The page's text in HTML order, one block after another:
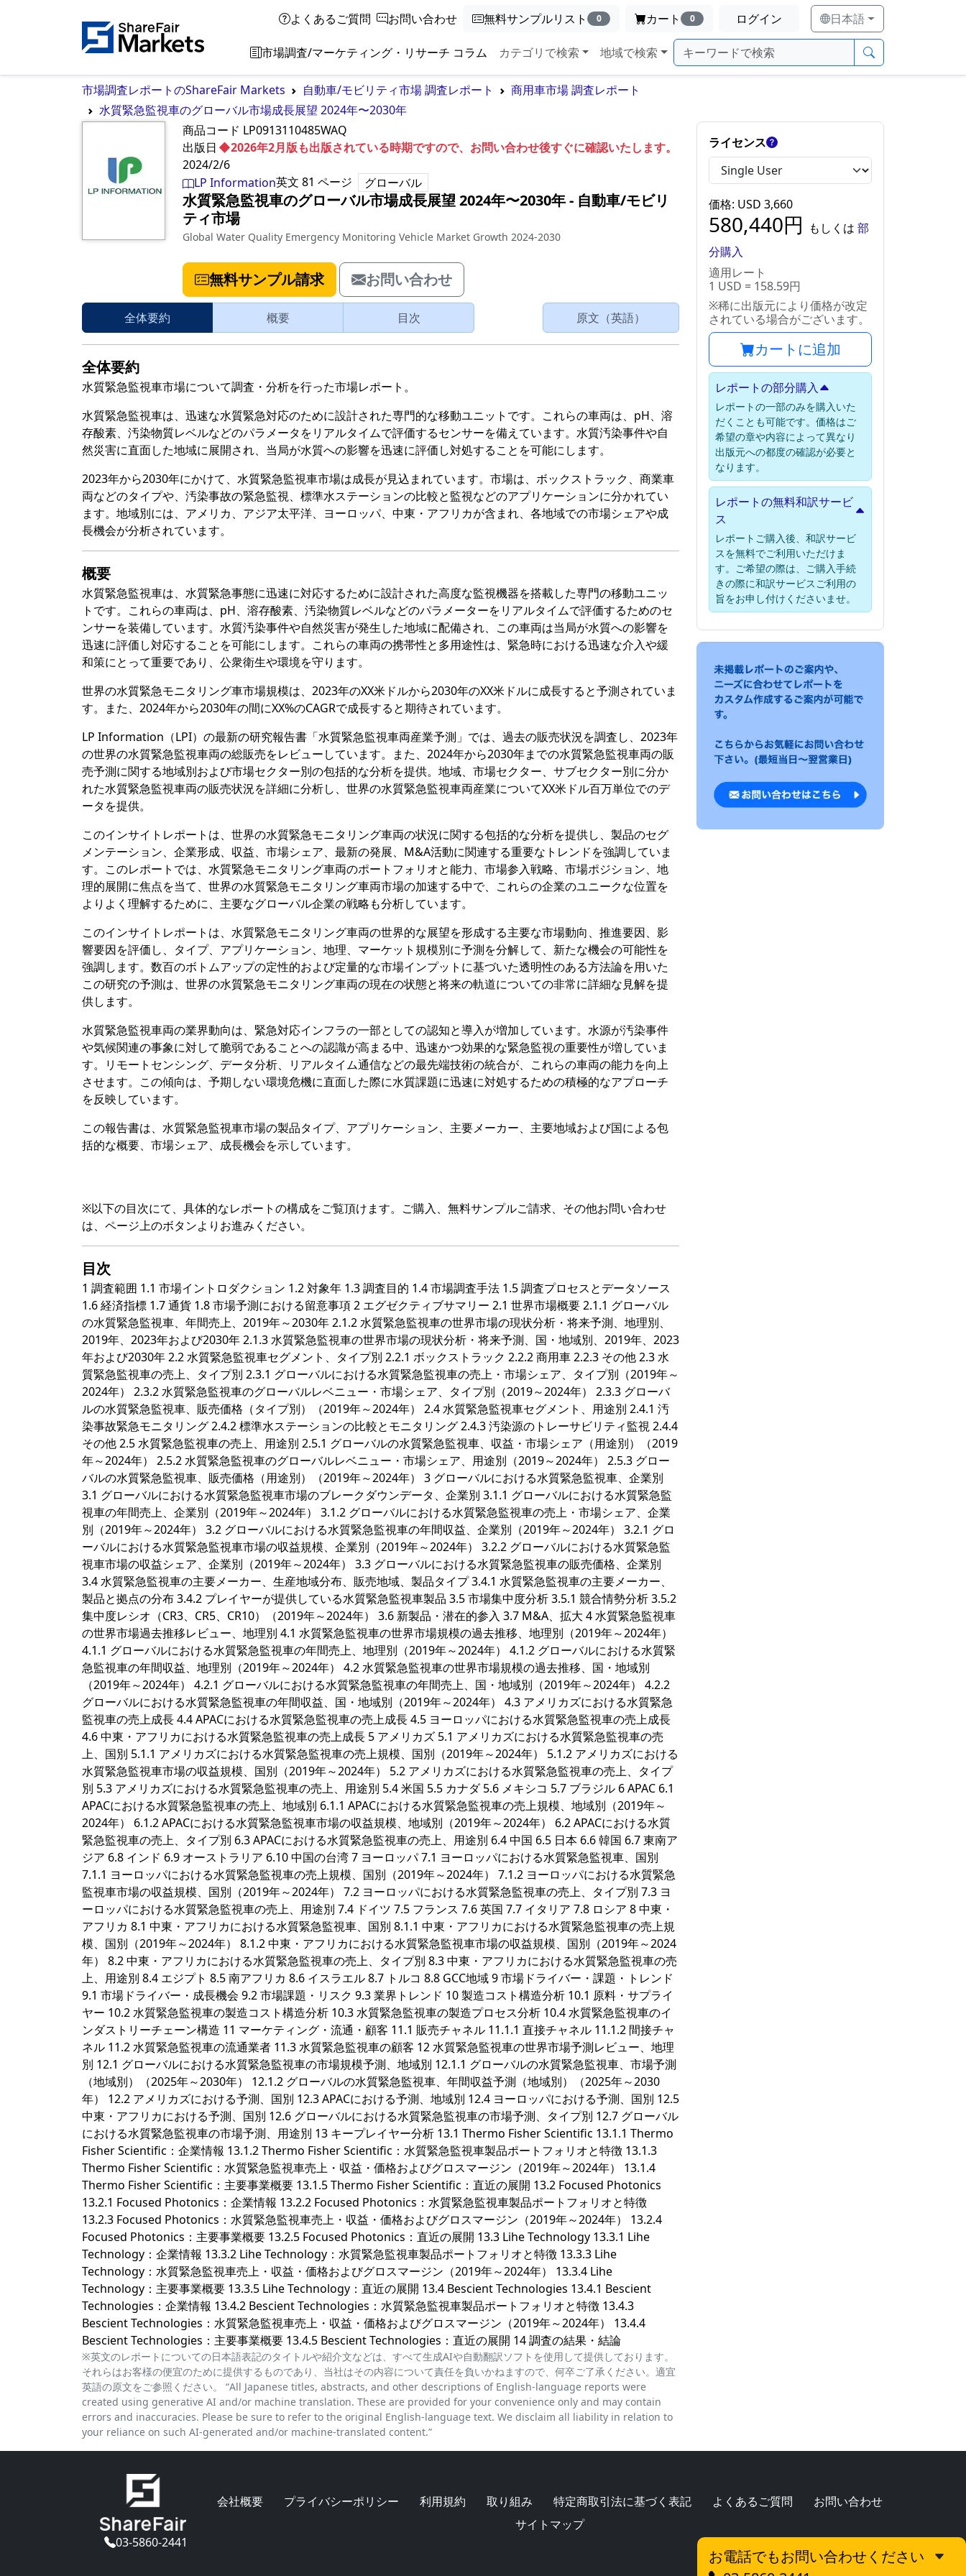
よくあるご質問 お問い合わせ 無料サンプルリスト 0 カート 0 ログイン 日本語
市場調査/マーケティング・リサーチ コラム カテゴリで検索 地域で検索
お電話でもお問い合わせください
市場調査レポートのShareFair Markets 自動車/モビリティ市場 調査レポート
商用車市場 調査レポート
水質緊急監視車のグローバル市場成長展望 2024年〜2030年
商品コード LP0913110485WAQ
◆2026年2月版も出版されている時期ですので、お問い合わせ後すぐに確認いたします。
出版日
2024/2/6
LP Information英文 81 ページ グローバル
水質緊急監視車のグローバル市場成長展望 2024年〜2030年‐ 自動車/モビリ
ティ市場
Global Water Quality Emergency Monitoring Vehicle Market Growth 2024-2030
無料サンプル請求 お問い合わせ
全体要約 概要 目次 原文（英語）
全体要約
水質緊急監視車市場について調査・分析を行った市場レポート。
水質緊急監視車は、迅速な水質緊急対応のために設計された専門的な移動ユニットです。これらの車両は、pH、溶
存酸素、汚染物質レベルなどのパラメータをリアルタイムで評価するセンサーを備えています。水質汚染事件や自
然災害に直面した地域に展開され、当局が水質への影響を迅速に評価し対処することを可能にします。
2023年から2030年にかけて、水質緊急監視車市場は成長が見込まれています。市場は、ボックストラック、商業車
両などのタイプや、汚染事故の緊急監視、標準水ステーションの比較と監視などのアプリケーションに分かれてい
ます。地域別には、アメリカ、アジア太平洋、ヨーロッパ、中東・アフリカが含まれ、各地域での市場シェアや成
長機会が分析されています。
概要
水質緊急監視車は、水質緊急事態に迅速に対応するために設計された高度な監視機器を搭載した専門の移動ユニッ
トです。これらの車両は、pH、溶存酸素、汚染物質レベルなどのパラメーターをリアルタイムで評価するためのセ
ンサーを装備しています。水質汚染事件や自然災害が発生した地域に配備され、この車両は当局が水質への影響を
迅速に評価し対応することを可能にします。これらの車両の携帯性と多用途性は、緊急時における迅速な介入や緩
和策にとって重要であり、公衆衛生や環境を守ります。
世界の水質緊急モニタリング車市場規模は、2023年のXX米ドルから2030年のXX米ドルに成長すると予測されていま
す。また、2024年から2030年の間にXX%のCAGRで成長すると期待されています。
LP Information（LPI）の最新の研究報告書「水質緊急監視車両産業予測」では、過去の販売状況を調査し、2023年
の世界の水質緊急監視車両の総販売をレビューしています。また、2024年から2030年までの水質緊急監視車両の販
売予測に関する地域別および市場セクター別の包括的な分析を提供。地域、市場セクター、サブセクター別に分か
れた水質緊急監視車両の販売状況を詳細に分析し、世界の水質緊急監視車両産業についてXX米ドル百万単位でのデ
ータを提供。
このインサイトレポートは、世界の水質緊急モニタリング車両の状況に関する包括的な分析を提供し、製品のセグ
メンテーション、企業形成、収益、市場シェア、最新の発展、M&A活動に関連する重要なトレンドを強調していま
す。このレポートでは、水質緊急モニタリング車両のポートフォリオと能力、市場参入戦略、市場ポジション、地
理的展開に焦点を当て、世界の水質緊急モニタリング車両市場の加速する中で、これらの企業のユニークな位置を
よりよく理解するために、主要なグローバル企業の戦略も分析しています。
このインサイトレポートは、水質緊急モニタリング車両の世界的な展望を形成する主要な市場動向、推進要因、影
響要因を評価し、タイプ、アプリケーション、地理、マーケット規模別に予測を分解して、新たな機会の可能性を
強調します。数百のボトムアップの定性的および定量的な市場インプットに基づいた透明性のある方法論を用いた
この研究の予測は、世界の水質緊急モニタリング車両の現在の状態と将来の軌道についての非常に詳細な見解を提
供します。
水質緊急監視車両の業界動向は、緊急対応インフラの一部としての認知と導入が増加しています。水源が汚染事件
や気候関連の事象に対して脆弱であることへの認識が高まる中、迅速かつ効果的な緊急監視の重要性が増していま
す。リモートセンシング、データ分析、リアルタイム通信などの最先端技術の統合が、これらの車両の能力を向上
させます。この傾向は、予期しない環境危機に直面した際に水質課題に迅速に対処するための積極的なアプローチ
を反映しています。
この報告書は、水質緊急監視車市場の製品タイプ、アプリケーション、主要メーカー、主要地域および国による包
括的な概要、市場シェア、成長機会を示しています。
※以下の目次にて、具体的なレポートの構成をご覧頂けます。ご購入、無料サンプルご請求、その他お問い合わせ
は、ページ上のボタンよりお進みください。
目次
1 調査範囲 1.1 市場イントロダクション 1.2 対象年 1.3 調査目的 1.4 市場調査手法 1.5 調査プロセスとデータソース
1.6 経済指標 1.7 通貨 1.8 市場予測における留意事項 2 エグゼクティブサマリー 2.1 世界市場概要 2.1.1 グローバル
の水質緊急監視車、年間売上、2019年～2030年 2.1.2 水質緊急監視車の世界市場の現状分析・将来予測、地理別、
2019年、2023年および2030年 2.1.3 水質緊急監視車の世界市場の現状分析・将来予測、国・地域別、2019年、2023
年および2030年 2.2 水質緊急監視車セグメント、タイプ別 2.2.1 ボックストラック 2.2.2 商用車 2.2.3 その他 2.3 水
質緊急監視車の売上、タイプ別 2.3.1 グローバルにおける水質緊急監視車の売上・市場シェア、タイプ別（2019年～
2024年） 2.3.2 水質緊急監視車のグローバルレベニュー・市場シェア、タイプ別（2019～2024年） 2.3.3 グローバ
ルの水質緊急監視車、販売価格（タイプ別）（2019年～2024年） 2.4 水質緊急監視車セグメント、用途別 2.4.1 汚
染事故緊急モニタリング 2.4.2 標準水ステーションの比較とモニタリング 2.4.3 汚染源のトレーサビリティ監視 2.4.4
その他 2.5 水質緊急監視車の売上、用途別 2.5.1 グローバルの水質緊急監視車、収益・市場シェア（用途別）（2019
年～2024年） 2.5.2 水質緊急監視車のグローバルレベニュー・市場シェア、用途別（2019～2024年） 2.5.3 グロー
バルの水質緊急監視車、販売価格（用途別）（2019年～2024年） 3 グローバルにおける水質緊急監視車、企業別
3.1 グローバルにおける水質緊急監視車市場のブレークダウンデータ、企業別 3.1.1 グローバルにおける水質緊急監
視車の年間売上、企業別（2019年～2024年） 3.1.2 グローバルにおける水質緊急監視車の売上・市場シェア、企業
別（2019年～2024年） 3.2 グローバルにおける水質緊急監視車の年間収益、企業別（2019年～2024年） 3.2.1 グロ
ーバルにおける水質緊急監視車市場の収益規模、企業別（2019年～2024年） 3.2.2 グローバルにおける水質緊急監
視車市場の収益シェア、企業別（2019年～2024年） 3.3 グローバルにおける水質緊急監視車の販売価格、企業別
3.4 水質緊急監視車の主要メーカー、生産地域分布、販売地域、製品タイプ 3.4.1 水質緊急監視車の主要メーカー、
製品と拠点の分布 3.4.2 プレイヤーが提供している水質緊急監視車製品 3.5 市場集中度分析 3.5.1 競合情勢分析 3.5.2
集中度レシオ（CR3、CR5、CR10）（2019年～2024年） 3.6 新製品・潜在的参入 3.7 M&A、拡大 4 水質緊急監視車
の世界市場過去推移レビュー、地理別 4.1 水質緊急監視車の世界市場規模の過去推移、地理別（2019年～2024年）
4.1.1 グローバルにおける水質緊急監視車の年間売上、地理別（2019年～2024年） 4.1.2 グローバルにおける水質緊
急監視車の年間収益、地理別（2019年～2024年） 4.2 水質緊急監視車の世界市場規模の過去推移、国・地域別
（2019年～2024年） 4.2.1 グローバルにおける水質緊急監視車の年間売上、国・地域別（2019年～2024年） 4.2.2
グローバルにおける水質緊急監視車の年間収益、国・地域別（2019年～2024年） 4.3 アメリカズにおける水質緊急
監視車の売上成長 4.4 APACにおける水質緊急監視車の売上成長 4.5 ヨーロッパにおける水質緊急監視車の売上成長
4.6 中東・アフリカにおける水質緊急監視車の売上成長 5 アメリカズ 5.1 アメリカズにおける水質緊急監視車の売
上、国別 5.1.1 アメリカズにおける水質緊急監視車の売上規模、国別（2019年～2024年） 5.1.2 アメリカズにおける
水質緊急監視車市場の収益規模、国別（2019年～2024年） 5.2 アメリカズにおける水質緊急監視車の売上、タイプ
別 5.3 アメリカズにおける水質緊急監視車の売上、用途別 5.4 米国 5.5 カナダ 5.6 メキシコ 5.7 ブラジル 6 APAC 6.1
APACにおける水質緊急監視車の売上、地域別 6.1.1 APACにおける水質緊急監視車の売上規模、地域別（2019年～
2024年） 6.1.2 APACにおける水質緊急監視車市場の収益規模、地域別（2019年～2024年） 6.2 APACにおける水質
緊急監視車の売上、タイプ別 6.3 APACにおける水質緊急監視車の売上、用途別 6.4 中国 6.5 日本 6.6 韓国 6.7 東南ア
ジア 6.8 インド 6.9 オーストラリア 6.10 中国の台湾 7 ヨーロッパ 7.1 ヨーロッパにおける水質緊急監視車、国別
7.1.1 ヨーロッパにおける水質緊急監視車の売上規模、国別（2019年～2024年） 7.1.2 ヨーロッパにおける水質緊急
監視車市場の収益規模、国別（2019年～2024年） 7.2 ヨーロッパにおける水質緊急監視車の売上、タイプ別 7.3 ヨ
ーロッパにおける水質緊急監視車の売上、用途別 7.4 ドイツ 7.5 フランス 7.6 英国 7.7 イタリア 7.8 ロシア 8 中東・
アフリカ 8.1 中東・アフリカにおける水質緊急監視車、国別 8.1.1 中東・アフリカにおける水質緊急監視車の売上規
模、国別（2019年～2024年） 8.1.2 中東・アフリカにおける水質緊急監視車市場の収益規模、国別（2019年～2024
年） 8.2 中東・アフリカにおける水質緊急監視車の売上、タイプ別 8.3 中東・アフリカにおける水質緊急監視車の売
上、用途別 8.4 エジプト 8.5 南アフリカ 8.6 イスラエル 8.7 トルコ 8.8 GCC地域 9 市場ドライバー・課題・トレンド
9.1 市場ドライバー・成長機会 9.2 市場課題・リスク 9.3 業界トレンド 10 製造コスト構造分析 10.1 原料・サプライ
ヤー 10.2 水質緊急監視車の製造コスト構造分析 10.3 水質緊急監視車の製造プロセス分析 10.4 水質緊急監視車のイ
ンダストリーチェーン構造 11 マーケティング・流通・顧客 11.1 販売チャネル 11.1.1 直接チャネル 11.1.2 間接チャ
ネル 11.2 水質緊急監視車の流通業者 11.3 水質緊急監視車の顧客 12 水質緊急監視車の世界市場予測レビュー、地理
別 12.1 グローバルにおける水質緊急監視車の市場規模予測、地域別 12.1.1 グローバルの水質緊急監視車、市場予測
（地域別）（2025年～2030年） 12.1.2 グローバルの水質緊急監視車、年間収益予測（地域別）（2025年～2030
年） 12.2 アメリカズにおける予測、国別 12.3 APACにおける予測、地域別 12.4 ヨーロッパにおける予測、国別 12.5
中東・アフリカにおける予測、国別 12.6 グローバルにおける水質緊急監視車の市場予測、タイプ別 12.7 グローバル
における水質緊急監視車の市場予測、用途別 13 キープレイヤー分析 13.1 Thermo Fisher Scientific 13.1.1 Thermo
Fisher Scientific：企業情報 13.1.2 Thermo Fisher Scientific：水質緊急監視車製品ポートフォリオと特徴 13.1.3
Thermo Fisher Scientific：水質緊急監視車売上・収益・価格およびグロスマージン（2019年～2024年） 13.1.4
Thermo Fisher Scientific：主要事業概要 13.1.5 Thermo Fisher Scientific：直近の展開 13.2 Focused Photonics
13.2.1 Focused Photonics：企業情報 13.2.2 Focused Photonics：水質緊急監視車製品ポートフォリオと特徴
13.2.3 Focused Photonics：水質緊急監視車売上・収益・価格およびグロスマージン（2019年～2024年） 13.2.4
Focused Photonics：主要事業概要 13.2.5 Focused Photonics：直近の展開 13.3 Lihe Technology 13.3.1 Lihe
Technology：企業情報 13.3.2 Lihe Technology：水質緊急監視車製品ポートフォリオと特徴 13.3.3 Lihe
Technology：水質緊急監視車売上・収益・価格およびグロスマージン（2019年～2024年） 13.3.4 Lihe
Technology：主要事業概要 13.3.5 Lihe Technology：直近の展開 13.4 Bescient Technologies 13.4.1 Bescient
Technologies：企業情報 13.4.2 Bescient Technologies：水質緊急監視車製品ポートフォリオと特徴 13.4.3
Bescient Technologies：水質緊急監視車売上・収益・価格およびグロスマージン（2019年～2024年） 13.4.4
Bescient Technologies：主要事業概要 13.4.5 Bescient Technologies：直近の展開 14 調査の結果・結論
※英文のレポートについての日本語表記のタイトルや紹介文などは、すべて生成AIや自動翻訳ソフトを使用して提供しております。
それらはお客様の便宜のために提供するものであり、当社はその内容について責任を負いかねますので、何卒ご了承ください。適宜
英語の原文をご参照ください。 “All Japanese titles, abstracts, and other descriptions of English-language reports were
created using generative AI and/or machine translation. These are provided for your convenience only and may contain
errors and inaccuracies. Please be sure to refer to the original English-language text. We disclaim all liability in relation to
your reliance on such AI-generated and/or machine-translated content.”
ライセンス
価格: USD 3,660
580,440円 もしくは 部
分購入
適用レート
1 USD = 158.59円
※稀に出版元により価格が改定
されている場合がございます。
カートに追加
レポートの部分購入
レポートの一部のみを購入いた
だくことも可能です。価格はご
希望の章や内容によって異なり
出版元への都度の確認が必要と
なります。
レポートの無料和訳サービ
ス
レポートご購入後、和訳サービ
スを無料でご利用いただけま
す。ご希望の際は、ご購入手続
きの際に和訳サービスご利用の
旨をお申し付けくださいませ。
03-5860-2441
会社概要 プライバシーポリシー 利用規約 取り組み 特定商取引法に基づく表記 よくあるご質問
お問い合わせ
サイトマップ